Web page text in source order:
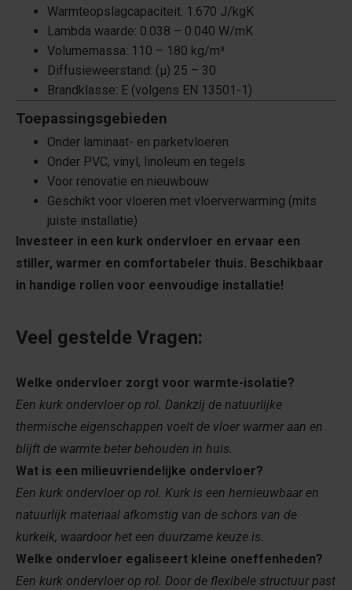
Warmteopslagcapaciteit: 1.670 J/kgK
Lambda waarde: 0.038 – 0.040 W/mK
Volumemassa: 110 – 180 kg/m³
Diffusieweerstand: (μ) 25 – 30
Brandklasse: E (volgens EN 13501-1)
Toepassingsgebieden
Onder laminaat- en parketvloeren
Onder PVC, vinyl, linoleum en tegels
Voor renovatie en nieuwbouw
Geschikt voor vloeren met vloerverwarming (mits
juiste installatie)
Investeer in een kurk ondervloer en ervaar een
stiller, warmer en comfortabeler thuis. Beschikbaar
in handige rollen voor eenvoudige installatie!
Veel gestelde Vragen:
Welke ondervloer zorgt voor warmte-isolatie?
Een kurk ondervloer op rol. Dankzij de natuurlijke
thermische eigenschappen voelt de vloer warmer aan en
blijft de warmte beter behouden in huis.
Wat is een milieuvriendelijke ondervloer?
Een kurk ondervloer op rol. Kurk is een hernieuwbaar en
natuurlijk materiaal afkomstig van de schors van de
kurkeik, waardoor het een duurzame keuze is.
Welke ondervloer egaliseert kleine oneffenheden?
Een kurk ondervloer op rol. Door de flexibele structuur past